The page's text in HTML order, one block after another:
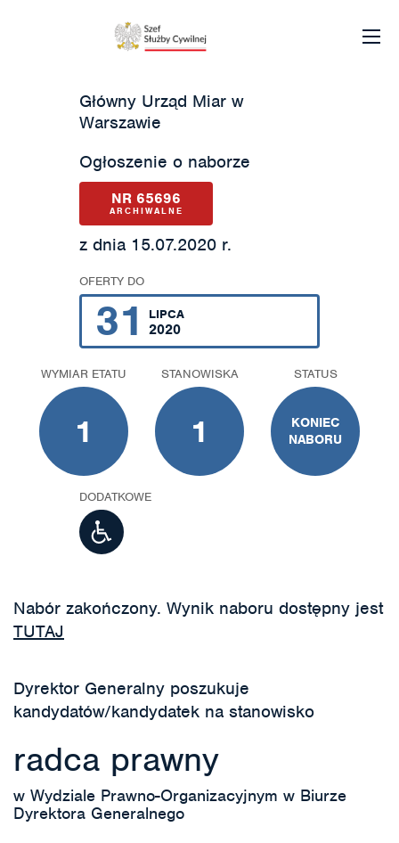
Główny Urząd Miar w
Warszawie
Ogłoszenie o naborze
NR 65696
ARCHIWALNE
z dnia 15.07.2020 r.
OFERTY DO
31 LIPCA
2020
WYMIAR ETATU
1
STANOWISKA
1
STATUS
KONIEC
NABORU
DODATKOWE
Nabór zakończony. Wynik naboru dostępny jest
TUTAJ
Dyrektor Generalny poszukuje
kandydatów/kandydatek na stanowisko
radca prawny
w Wydziale Prawno-Organizacyjnym w Biurze
Dyrektora Generalnego